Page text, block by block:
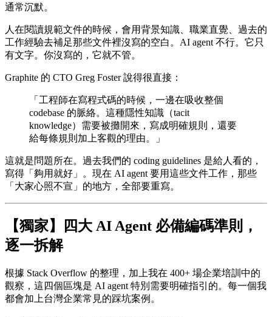
通常沉默。
人在閱讀規範文件的時候，會用背景知識、職業直覺、過去的
工作經驗去補足那些文件裡沒寫的空白。AI agent 不行。它只
有文字。你沒寫的，它就不管。
Graphite 的 CTO Greg Foster 說得很直接：
「工程師在寫程式碼的時候，一邊在吸收整個
codebase 的脈絡。這種隱性知識（tacit
knowledge）需要被攤開來，寫成明確規則，還要
給每條規則加上客觀的理由。」
這就是問題所在。過去我們的 coding guidelines 是給人看的，
寫得「夠用就好」。現在 AI agent 要用這些文件工作，那些
「大家心照不宣」的地方，全部要重寫。
【獨家】四大 AI Agent 必備編碼準則，
逐一拆解
根據 Stack Overflow 的整理，加上我在 400+ 場企業培訓中的
觀察，這四個區塊是 AI agent 特別需要明確指引的。每一個我
都會加上台灣企業常見的踩坑案例。